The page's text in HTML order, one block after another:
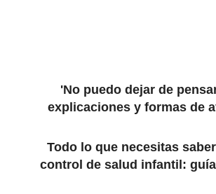
'No puedo dejar de
explicaciones y formas de
Todo lo que necesitas
control de salud infantil: